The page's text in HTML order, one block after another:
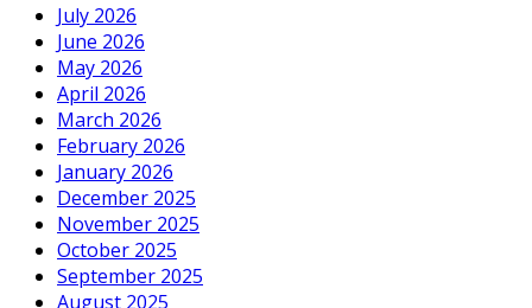
July 2026
June 2026
May 2026
April 2026
March 2026
February 2026
January 2026
December 2025
November 2025
October 2025
September 2025
August 2025